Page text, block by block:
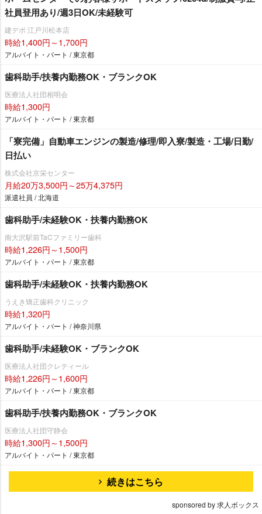
社員登用あり/週3日OK/未経験可
建デポ 江戸川松本店
時給1,400円～1,700円
アルバイト・パート / 東京都
歯科助手/扶養内勤務OK・ブランクOK
医療法人社団相明会
時給1,300円
アルバイト・パート / 東京都
「寮完備」自動車エンジンの製造/修理/即入寮/製造・工場/日勤/
日払い
株式会社京栄センター
月給20万3,500円～25万4,375円
派遣社員 / 北海道
歯科助手/未経験OK・扶養内勤務OK
南大沢駅前TaCファミリー歯科
時給1,226円～1,500円
アルバイト・パート / 東京都
歯科助手/未経験OK・扶養内勤務OK
うえき矯正歯科クリニック
時給1,320円
アルバイト・パート / 神奈川県
歯科助手/未経験OK・ブランクOK
医療法人社団クレティール
時給1,226円～1,600円
アルバイト・パート / 東京都
歯科助手/扶養内勤務OK・ブランクOK
医療法人社団守静会
時給1,300円～1,500円
アルバイト・パート / 東京都
続きはこちら
sponsored by 求人ボックス